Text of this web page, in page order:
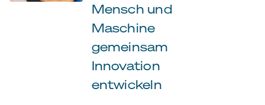
Mensch und
Maschine
gemeinsam
Innovation
entwickeln